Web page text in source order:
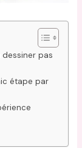
pas
étape par